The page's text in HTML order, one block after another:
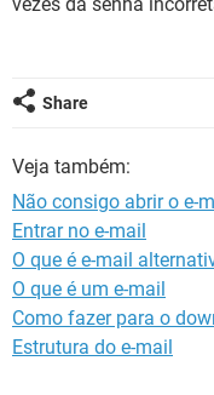
GUIA DE COMPRAS
Share
Veja também:
Não consigo abrir o e-
Entrar no e-mail
O que é e-mail
O que é um e-mail
Como fazer para o
Estrutura do e-mail